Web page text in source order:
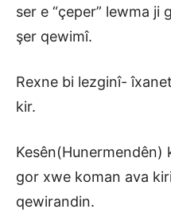
ser e “çeper” lewma
şer qewimî.
Rexne bi lezginî-
kir.
Kesên(Hunermendên)
gor xwe koman ava
qewirandin.